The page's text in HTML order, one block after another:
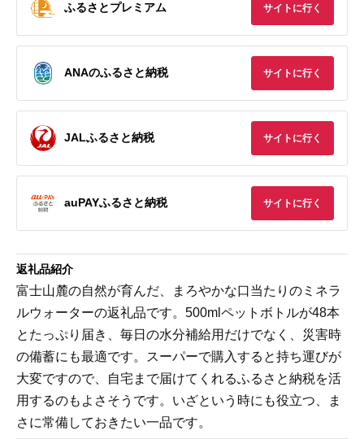
ふるさとプレミアム サイトに行く
ANAのふるさと納税 サイトに行く
JALふるさと納税 サイトに行く
auPAYふるさと納税 サイトに行く
返礼品紹介
富士山麓の自然が育んだ、まろやかな口当たりのミネラ
ルウォーターの返礼品です。500mlペットボトルが48本
とたっぷり届き、毎日の水分補給用だけでなく、災害時
の備蓄にも最適です。スーパーで購入すると持ち運びが
大変ですので、自宅まで届けてくれるふるさと納税を活
用するのもよさそうです。いざという時にも役立つ、ま
さに常備しておきたい一品です。